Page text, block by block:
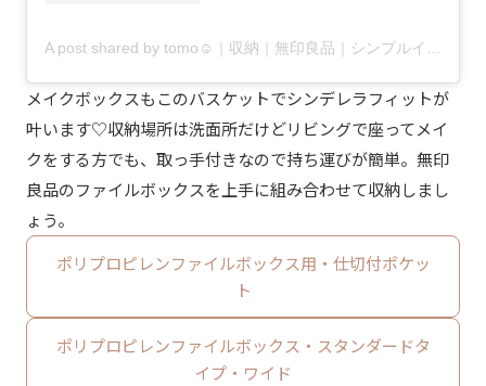
メイクボックスもこのバスケットでシンデレラフィットが
叶います♡収納場所は洗面所だけどリビングで座ってメイ
クをする方でも、取っ手付きなので持ち運びが簡単。無印
良品のファイルボックスを上手に組み合わせて収納しまし
ょう。
ポリプロピレンファイルボックス用・仕切付ポケッ
ト
ポリプロピレンファイルボックス・スタンダードタ
イプ・ワイド